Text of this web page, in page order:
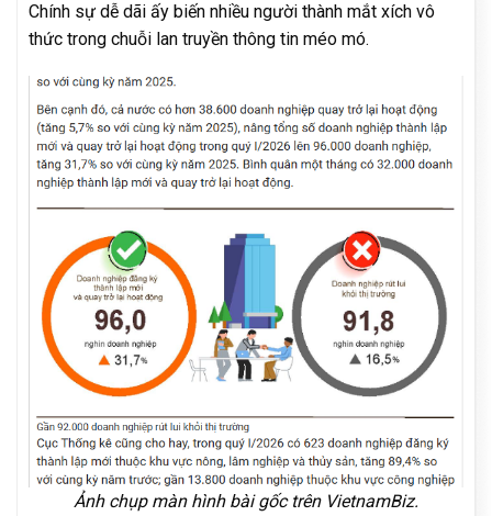
Chính sự dễ dãi ấy biến nhiều người thành mắt xích vô
thức trong chuỗi lan truyền thông tin méo mó.
Ảnh chụp màn hình bài gốc trên VietnamBiz.